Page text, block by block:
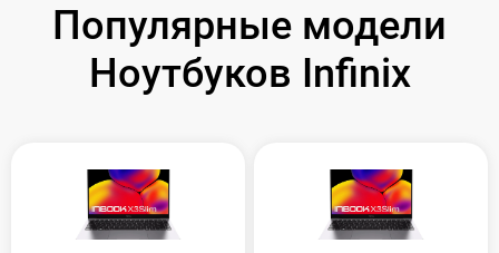
Популярные модели
Ноутбуков Infinix